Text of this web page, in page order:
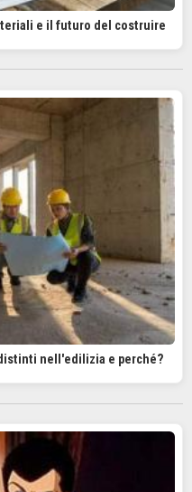
e il futuro del costruire
nell'edilizia e perché?